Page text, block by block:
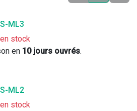
ML3
stock
en 10 jours ouvrés.
ML2
stock